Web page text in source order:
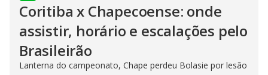
Coritiba x Chapecoense: onde
assistir, horário e escalações pelo
Brasileirão
Lanterna do campeonato, Chape perdeu Bolasie por lesão